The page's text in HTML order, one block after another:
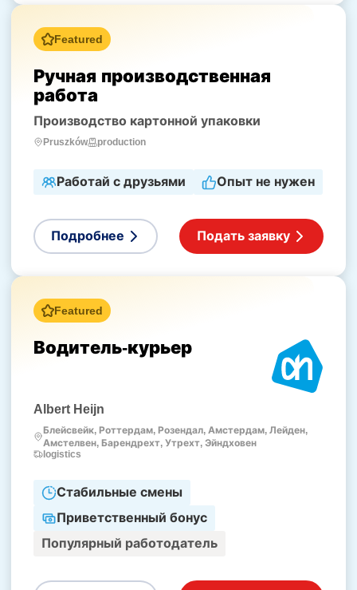
Featured
Ручная производственная
работа
Производство картонной упаковки
Pruszków production
Работай с друзьями Опыт не нужен
Подробнее Подать заявку
Featured
Водитель-курьер
Albert Heijn
Блейсвейк, Роттердам, Розендал, Амстердам, Лейден,
Амстелвен, Барендрехт, Утрехт, Эйндховен
logistics
Стабильные смены
Приветственный бонус
Популярный работодатель